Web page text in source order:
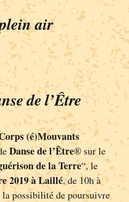
air
de l’Être
(é)Mouvants
Danse de l’Être® sur le
de la Terre“, le
2019 à Laillé, de 10h à
la possibilité de poursuivre